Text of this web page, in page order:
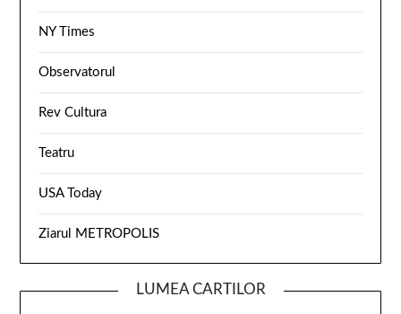
NY Times
Observatorul
Rev Cultura
Teatru
USA Today
Ziarul METROPOLIS
LUMEA CARTILOR